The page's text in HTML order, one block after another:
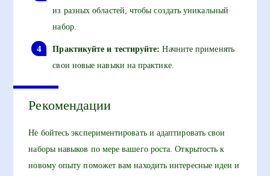
из разных областей, чтобы создать уникальный
набор.
Практикуйте и тестируйте: Начните применять
свои новые навыки на практике.
Рекомендации
Не бойтесь экспериментировать и адаптировать свои
наборы навыков по мере вашего роста. Открытость к
новому опыту поможет вам находить интересные идеи и